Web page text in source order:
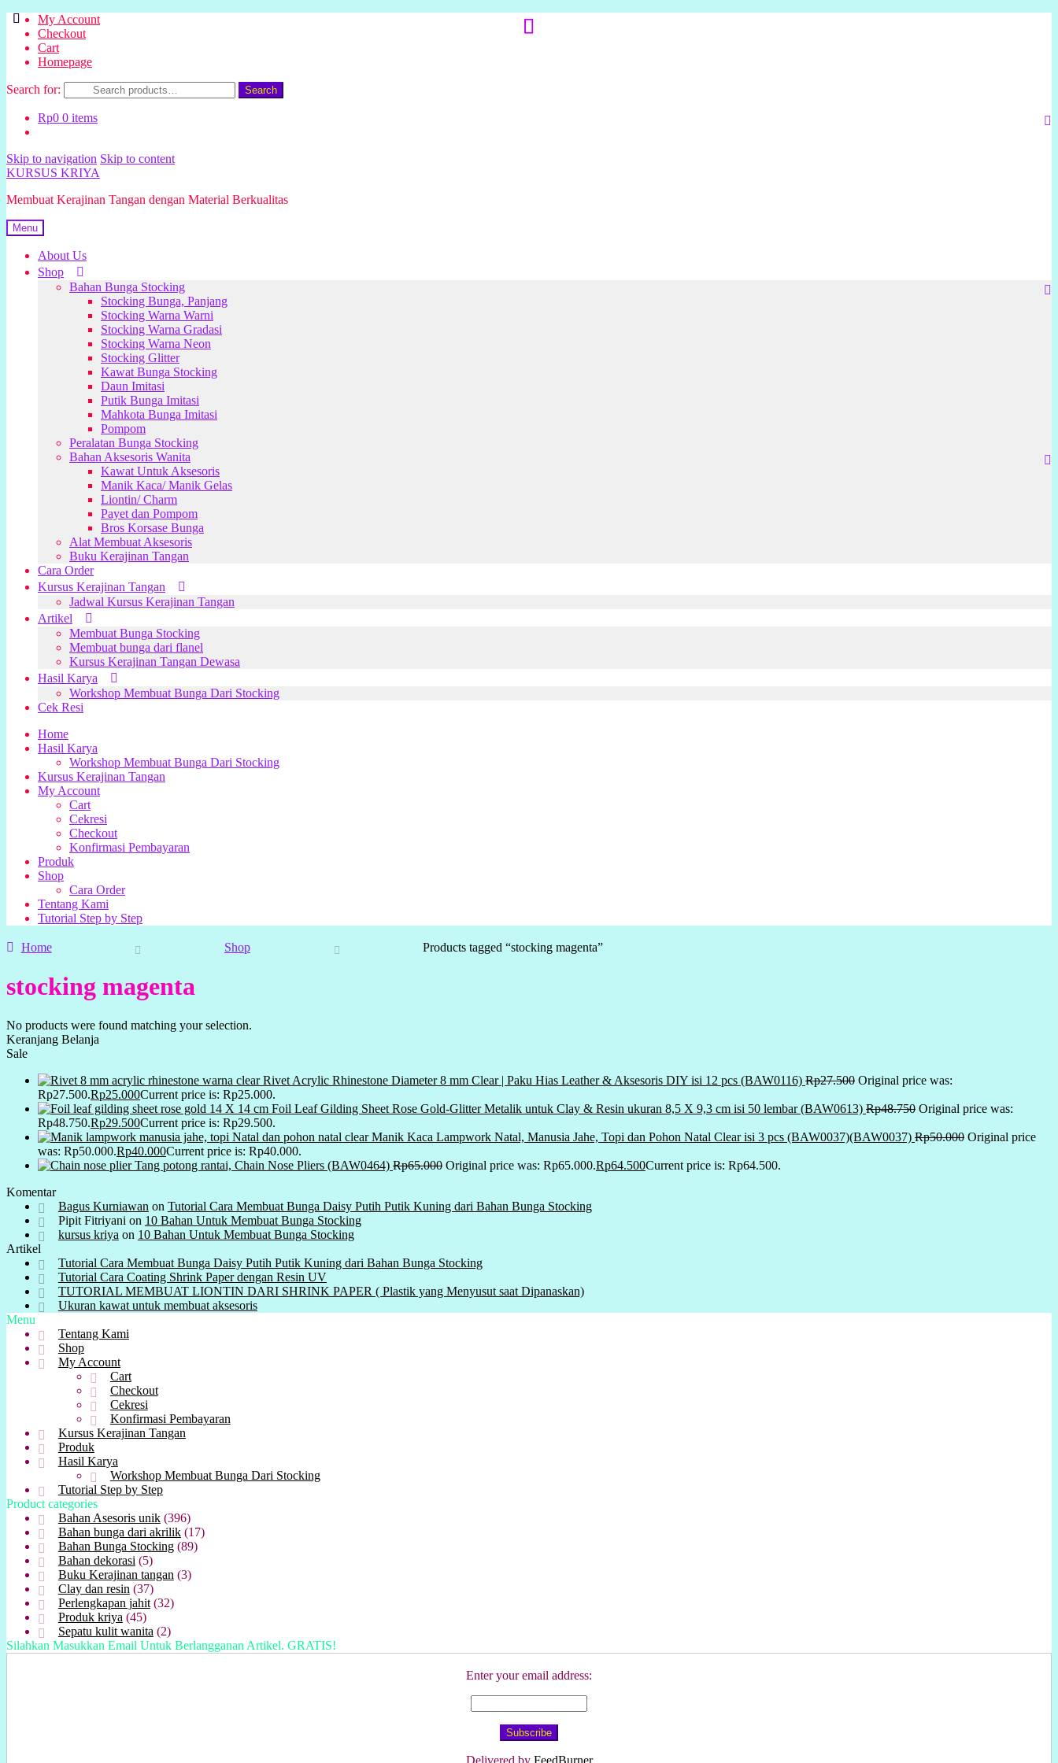
My Account
Checkout
Cart
Homepage
Search for: Search
Rp0 0 items
Skip to navigation Skip to content
KURSUS KRIYA
Membuat Kerajinan Tangan dengan Material Berkualitas
Menu
About Us
Shop
Bahan Bunga Stocking
Stocking Bunga, Panjang
Stocking Warna Warni
Stocking Warna Gradasi
Stocking Warna Neon
Stocking Glitter
Kawat Bunga Stocking
Daun Imitasi
Putik Bunga Imitasi
Mahkota Bunga Imitasi
Pompom
Peralatan Bunga Stocking
Bahan Aksesoris Wanita
Kawat Untuk Aksesoris
Manik Kaca/ Manik Gelas
Liontin/ Charm
Payet dan Pompom
Bros Korsase Bunga
Alat Membuat Aksesoris
Buku Kerajinan Tangan
Cara Order
Kursus Kerajinan Tangan
Jadwal Kursus Kerajinan Tangan
Artikel
Membuat Bunga Stocking
Membuat bunga dari flanel
Kursus Kerajinan Tangan Dewasa
Hasil Karya
Workshop Membuat Bunga Dari Stocking
Cek Resi
Home
Hasil Karya
Workshop Membuat Bunga Dari Stocking
Kursus Kerajinan Tangan
My Account
Cart
Cekresi
Checkout
Konfirmasi Pembayaran
Produk
Shop
Cara Order
Tentang Kami
Tutorial Step by Step
Home Shop Products tagged “stocking magenta”
stocking magenta
No products were found matching your selection.
Keranjang Belanja
Sale
Rivet Acrylic Rhinestone Diameter 8 mm Clear | Paku Hias Leather & Aksesoris DIY isi 12 pcs (BAW0116) Rp27.500 Original price was:
Rp27.500.Rp25.000Current price is: Rp25.000.
Foil Leaf Gilding Sheet Rose Gold-Glitter Metalik untuk Clay & Resin ukuran 8,5 X 9,3 cm isi 50 lembar (BAW0613) Rp48.750 Original price was:
Rp48.750.Rp29.500Current price is: Rp29.500.
Manik Kaca Lampwork Natal, Manusia Jahe, Topi dan Pohon Natal Clear isi 3 pcs (BAW0037)(BAW0037) Rp50.000 Original price
was: Rp50.000.Rp40.000Current price is: Rp40.000.
Tang potong rantai, Chain Nose Pliers (BAW0464) Rp65.000 Original price was: Rp65.000.Rp64.500Current price is: Rp64.500.
Komentar
Bagus Kurniawan on Tutorial Cara Membuat Bunga Daisy Putih Putik Kuning dari Bahan Bunga Stocking
Pipit Fitriyani on 10 Bahan Untuk Membuat Bunga Stocking
kursus kriya on 10 Bahan Untuk Membuat Bunga Stocking
Artikel
Tutorial Cara Membuat Bunga Daisy Putih Putik Kuning dari Bahan Bunga Stocking
Tutorial Cara Coating Shrink Paper dengan Resin UV
TUTORIAL MEMBUAT LIONTIN DARI SHRINK PAPER ( Plastik yang Menyusut saat Dipanaskan)
Ukuran kawat untuk membuat aksesoris
Menu
Tentang Kami
Shop
My Account
Cart
Checkout
Cekresi
Konfirmasi Pembayaran
Kursus Kerajinan Tangan
Produk
Hasil Karya
Workshop Membuat Bunga Dari Stocking
Tutorial Step by Step
Product categories
Bahan Asesoris unik (396)
Bahan bunga dari akrilik (17)
Bahan Bunga Stocking (89)
Bahan dekorasi (5)
Buku Kerajinan tangan (3)
Clay dan resin (37)
Perlengkapan jahit (32)
Produk kriya (45)
Sepatu kulit wanita (2)
Silahkan Masukkan Email Untuk Berlangganan Artikel. GRATIS!
Enter your email address:
Delivered by FeedBurner